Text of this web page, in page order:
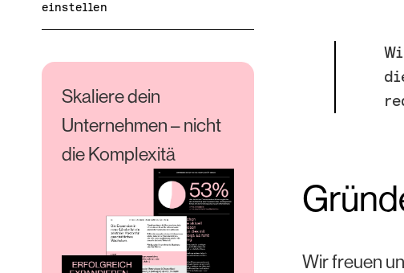
einstellen
Skaliere dein
Unternehmen – nicht
die Komplexitä
Wir freuen